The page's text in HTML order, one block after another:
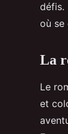
défis.
où se
La
Le
et